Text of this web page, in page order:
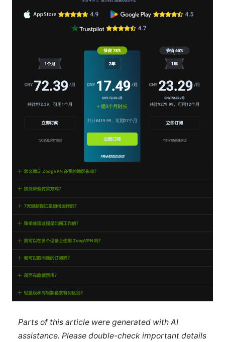
Parts of this article were generated with AI
assistance. Please double-check important details